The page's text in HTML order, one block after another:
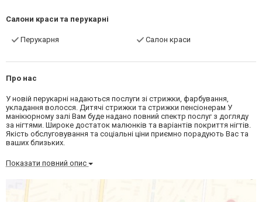
Салони краси та перукарні
Перукарня Салон краси
Про нас
У новій перукарні надаються послуги зі стрижки, фарбування,
укладання волосся. Дитячі стрижки та стрижки пенсіонерам У
манікюрному залі Вам буде надано повний спектр послуг з догляду
за нігтями. Широке достаток малюнків та варіантів покриття нігтів.
Якість обслуговування та соціальні ціни приємно порадують Вас та
ваших близьких.
Показати повний опис